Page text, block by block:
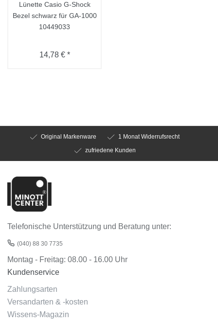
Lünette Casio G-Shock
Bezel schwarz für GA-1000
10449033
14,78 € *
Original Markenware
1 Monat Widerrufsrecht
zufriedene Kunden
Telefonische Unterstützung und Beratung unter:
(040) 88 30 7735
Montag - Freitag: 08.00 - 16.00 Uhr
Kundenservice
Zahlungsarten
Versandarten & -kosten
Wissens-Magazin